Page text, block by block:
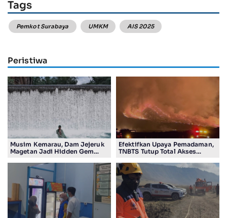
Tags
Pemkot Surabaya UMKM AIS 2025
Peristiwa
Musim Kemarau, Dam Jejeruk
Magetan Jadi Hidden Gem
Efektifkan Upaya Pemadaman,
TNBTS Tutup Total Akses
Bromo